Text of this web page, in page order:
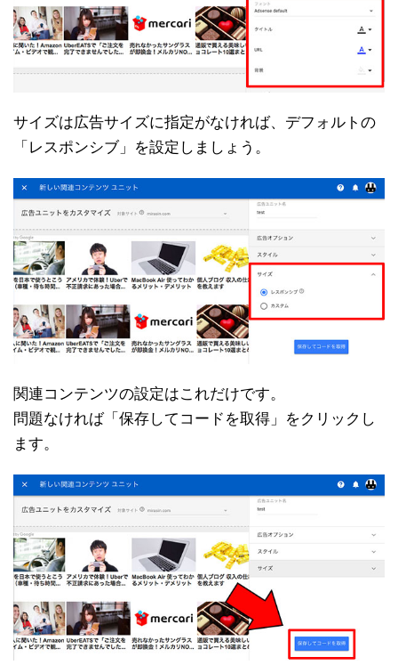
サイズは広告サイズに指定がなければ、デフォルトの
「レスポンシブ」を設定しましょう。
関連コンテンツの設定はこれだけです。
問題なければ「保存してコードを取得」をクリックし
ます。